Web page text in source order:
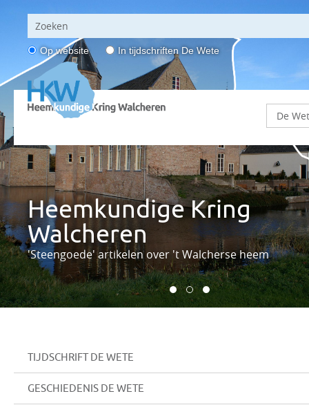
Op website In tijdschriften De Wete
Heemkundige Kring
Walcheren
Je komt 'een berg' te weten
Heemkundige Kring
Walcheren
'Steengoede' artikelen over 't Walcherse heem
Heemkundige Kring
Walcheren
Om door een ringetje te halen
TIJDSCHRIFT DE WETE
GESCHIEDENIS DE WETE